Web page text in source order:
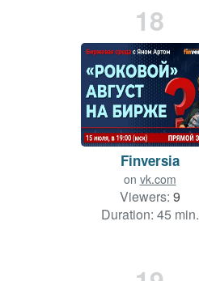
18
Finversia
on vk.com
Viewers: 9
Duration: 45 min.